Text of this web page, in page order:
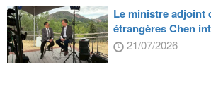
Le ministre adjoint
étrangères Chen
21/07/2026